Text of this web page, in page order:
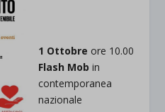
1 Ottobre ore 10.00
Flash Mob in
contemporanea
nazionale